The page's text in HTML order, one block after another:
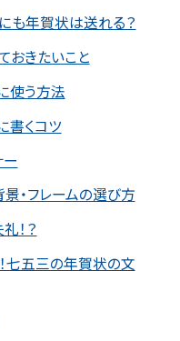
も年賀状は送れる？
おきたいこと
使う方法
書くコツ
・フレームの選び方
！？
七五三の年賀状の文